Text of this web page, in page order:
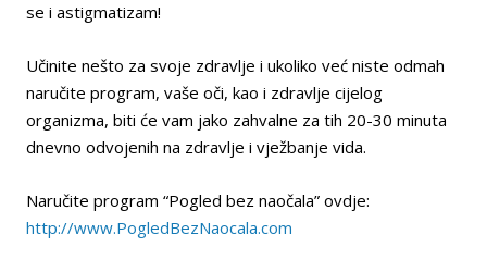
se i astigmatizam!
Učinite nešto za svoje zdravlje i ukoliko već niste odmah
naručite program, vaše oči, kao i zdravlje cijelog
organizma, biti će vam jako zahvalne za tih 20-30 minuta
dnevno odvojenih na zdravlje i vježbanje vida.
Naručite program “Pogled bez naočala” ovdje:
http://www.PogledBezNaocala.com